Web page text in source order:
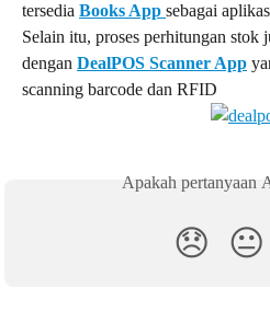
tersedia Books App sebagai
Selain itu, proses perhitungan stok
dengan DealPOS Scanner App
scanning barcode dan RFID
Apakah pertanyaan
😞 😐